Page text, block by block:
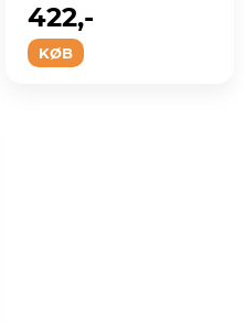
KØB
422,-